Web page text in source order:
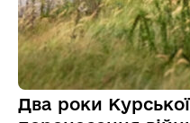
Два роки Курської